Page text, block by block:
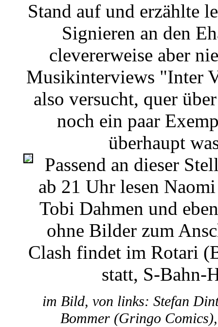
Stand auf und erzählte
Signieren an den
clevererweise aber
Musikinterviews "Inter
also versucht, quer
noch ein paar
überhaupt
Passend an dieser
ab 21 Uhr lesen
Tobi Dahmen und
ohne Bilder zum
Clash findet im Rotari
statt, S-Bahn-
im Bild, von links: Stefan
Bommer (Gringo